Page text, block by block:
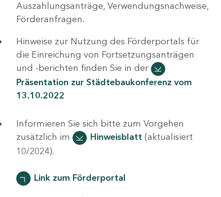
Auszahlungsanträge, Verwendungsnachweise,
Förderanfragen.
Hinweise zur Nutzung des Förderportals für
die Einreichung von Fortsetzungsanträgen
und -berichten finden Sie in der
Präsentation zur Städtebaukonferenz vom
13.10.2022
Informieren Sie sich bitte zum Vorgehen
zusätzlich im
Hinweisblatt (aktualisiert
10/2024).
Link zum Förderportal